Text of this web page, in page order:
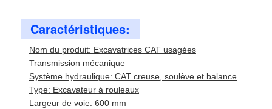
Caractéristiques:
Nom du produit: Excavatrices CAT usagées
Transmission mécanique
Système hydraulique: CAT creuse, soulève et balance
Type: Excavateur à rouleaux
Largeur de voie: 600 mm